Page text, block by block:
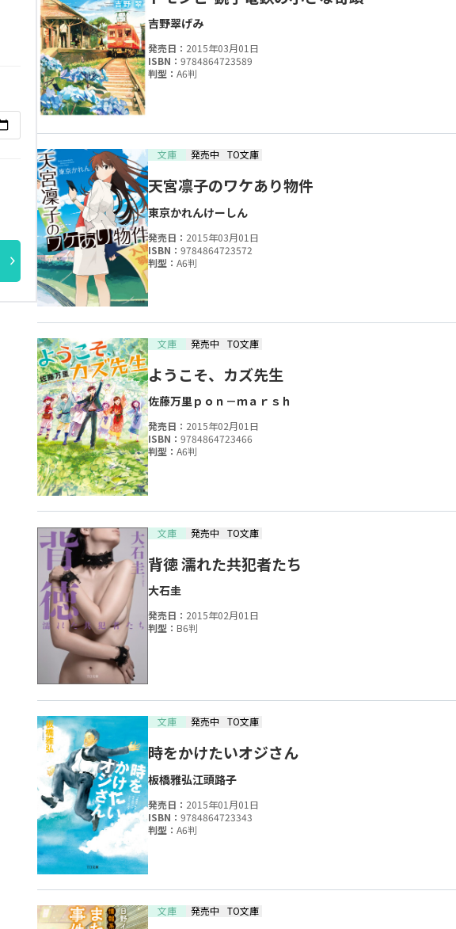
吉野翠げみ
発売日： 2015年03月01日
ISBN： 9784864723589
判型： A6判
文庫 発売中 TO文庫
天宮凛子のワケあり物件
東京かれんけーしん
発売日： 2015年03月01日
ISBN： 9784864723572
判型： A6判
文庫 発売中 TO文庫
ようこそ、カズ先生
佐藤万里ｐｏｎ－ｍａｒｓｈ
発売日： 2015年02月01日
ISBN： 9784864723466
判型： A6判
文庫 発売中 TO文庫
背徳 濡れた共犯者たち
大石圭
発売日： 2015年02月01日
判型： B6判
文庫 発売中 TO文庫
時をかけたいオジさん
板橋雅弘江頭路子
発売日： 2015年01月01日
ISBN： 9784864723343
判型： A6判
文庫 発売中 TO文庫